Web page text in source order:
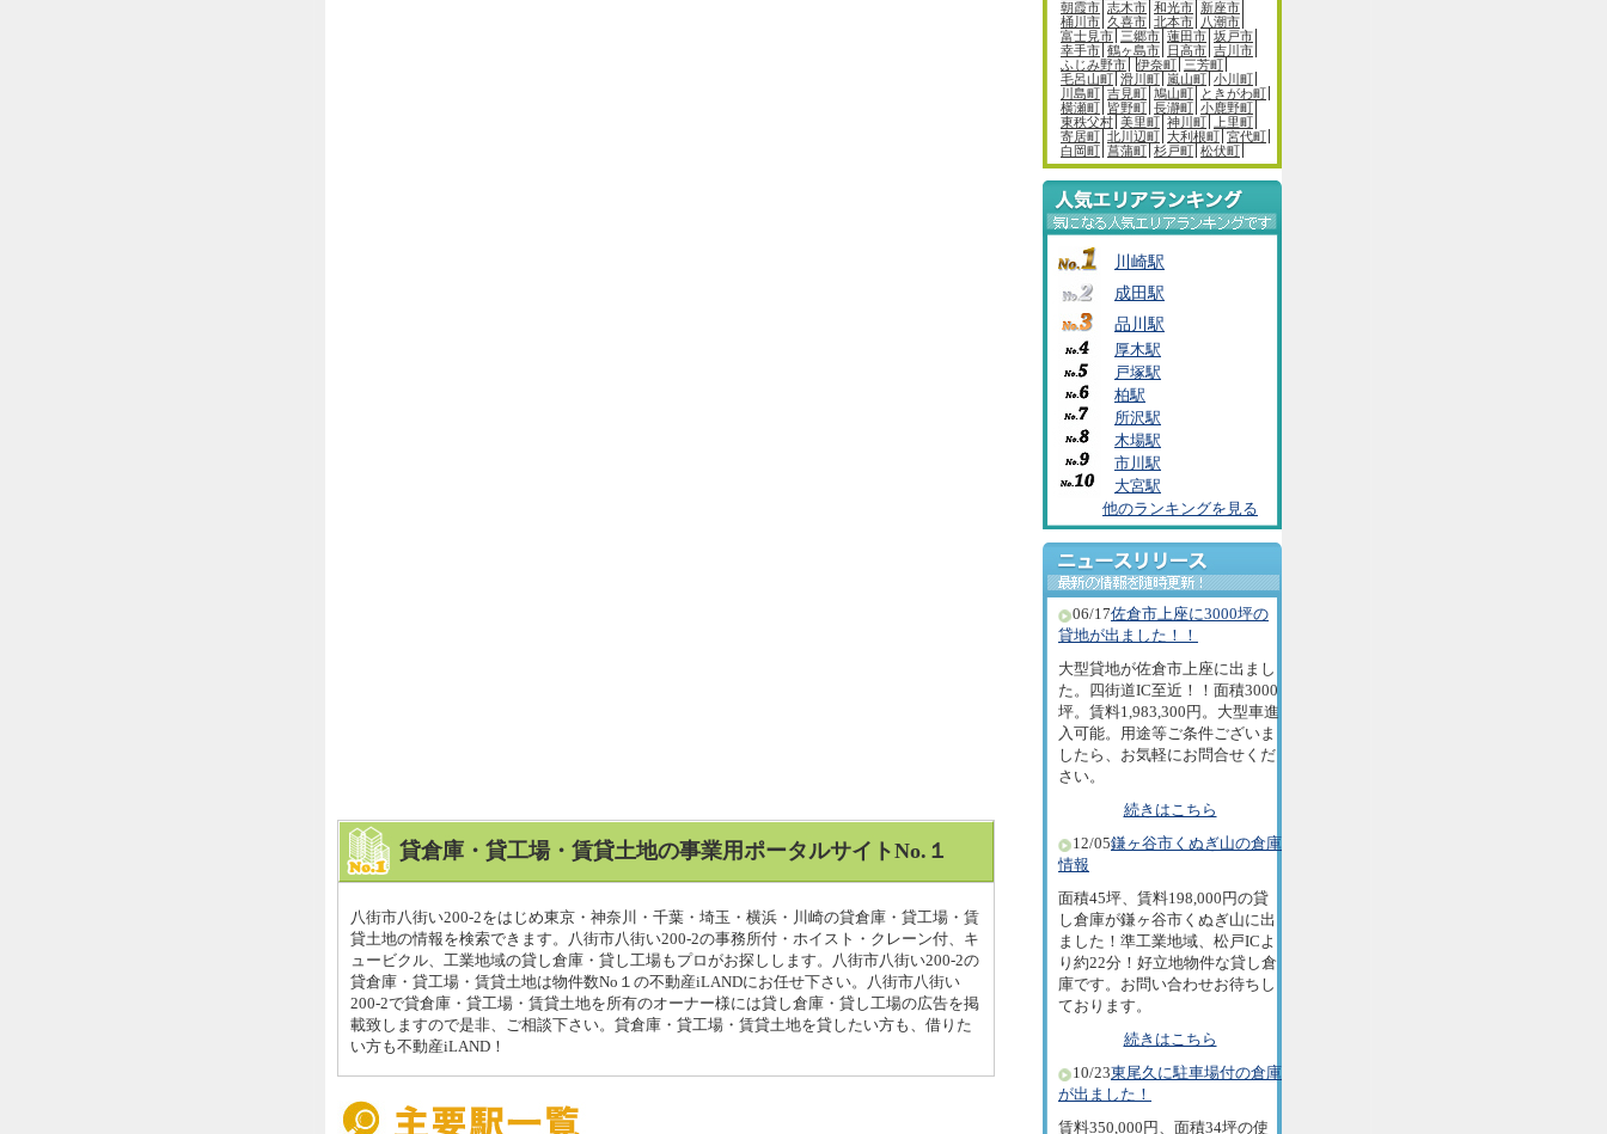
貸倉庫・貸工場・賃貸土地の事業用ポータルサイトNo.１
八街市八街い200-2をはじめ東京・神奈川・千葉・埼玉・横浜・川崎の貸倉庫・貸工場・賃
貸土地の情報を検索できます。八街市八街い200-2の事務所付・ホイスト・クレーン付、キ
ュービクル、工業地域の貸し倉庫・貸し工場もプロがお探しします。八街市八街い200-2の
貸倉庫・貸工場・賃貸土地は物件数No１の不動産iLANDにお任せ下さい。八街市八街い
200-2で貸倉庫・貸工場・賃貸土地を所有のオーナー様には貸し倉庫・貸し工場の広告を掲
載致しますので是非、ご相談下さい。貸倉庫・貸工場・賃貸土地を貸したい方も、借りた
い方も不動産iLAND！
朝霞市 志木市 和光市 新座市
桶川市 久喜市 北本市
八潮市
富士見市 三郷市 蓮田市 坂戸市
幸手市 鶴ヶ島市 日高市 吉川市
ふじみ野市
伊奈町 三芳町
毛呂山町 滑川町 嵐山町 小川町
川島町 吉見町 鳩山町
ときがわ町
横瀬町 皆野町 長瀞町 小鹿野町
東秩父村 美里町 神川町
上里町
寄居町 北川辺町 大利根町 宮代町
白岡町 菖蒲町 杉戸町 松伏町
川崎駅
成田駅
品川駅
厚木駅
戸塚駅
柏駅
所沢駅
木場駅
市川駅
大宮駅
他のランキングを見る
06/17佐倉市上座に3000坪の
貸地が出ました！！
大型貸地が佐倉市上座に出まし
た。四街道IC至近！！面積3000
坪。賃料1,983,300円。大型車進
入可能。用途等ご条件ございま
したら、お気軽にお問合せくだ
さい。
続きはこちら
12/05鎌ヶ谷市くぬぎ山の倉庫
情報
面積45坪、賃料198,000円の貸
し倉庫が鎌ヶ谷市くぬぎ山に出
ました！準工業地域、松戸ICよ
り約22分！好立地物件な貸し倉
庫です。お問い合わせお待ちし
ております。
続きはこちら
10/23東尾久に駐車場付の倉庫
が出ました！
賃料350,000円、面積34坪の使